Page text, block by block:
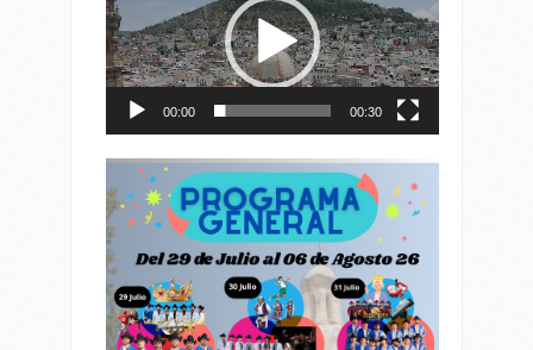
vídeo
00:00 00:30